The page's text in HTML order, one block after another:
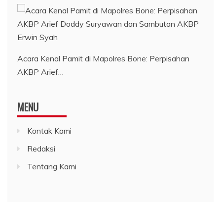
Acara Kenal Pamit di Mapolres Bone: Perpisahan
AKBP Arief…
MENU
Kontak Kami
Redaksi
Tentang Kami